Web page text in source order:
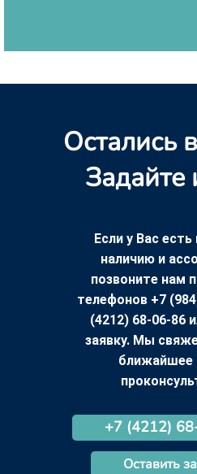
Остались
Задайте
Если у Вас
наличию и
позвоните нам
телефонов +7
(4212) 68-06-86
заявку. Мы
ближайшее
+7 (4212)
Оставить